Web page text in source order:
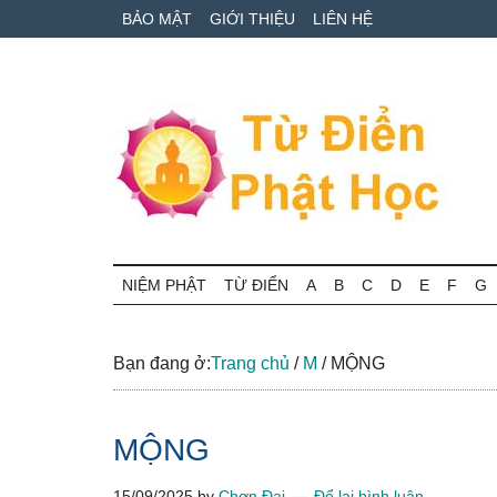
to
to
qua
BẢO MẬT GIỚI THIỆU LIÊN HỆ
Từ
điển
Phật
học
cứu
thuật
Phật
học
NIỆM PHẬT TỪ ĐIỂN A B C D E F G
Bạn đang ở:Trang chủ / M /MỘNG
MỘNG